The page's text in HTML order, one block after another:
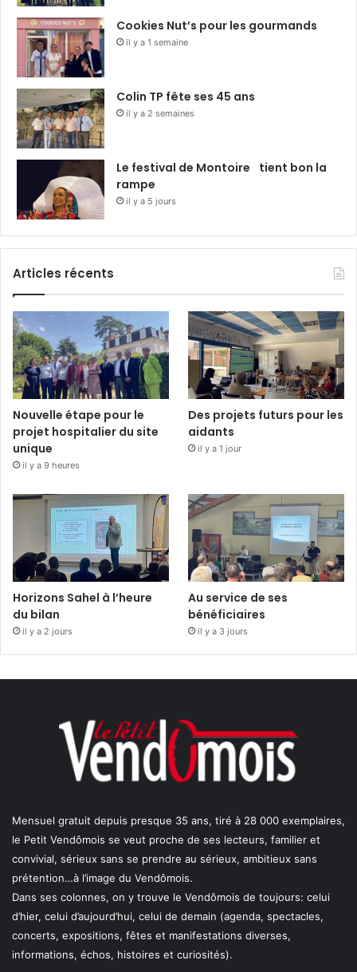
Cookies Nut’s pour les gourmands
il y a 1 semaine
Colin TP fête ses 45 ans
il y a 2 semaines
Le festival de Montoire tient bon la
rampe
il y a 5 jours
Articles récents
Nouvelle étape pour le
projet hospitalier du site
unique
il y a 9 heures
Des projets futurs pour les
aidants
il y a 1 jour
Horizons Sahel à l’heure
du bilan
il y a 2 jours
Au service de ses
bénéficiaires
il y a 3 jours
Mensuel gratuit depuis presque 35 ans, tiré à 28 000 exemplaires,
le Petit Vendômois se veut proche de ses lecteurs, familier et
convivial, sérieux sans se prendre au sérieux, ambitieux sans
prétention…à l’image du Vendômois.
Dans ses colonnes, on y trouve le Vendômois de toujours: celui
d’hier, celui d’aujourd’hui, celui de demain (agenda, spectacles,
concerts, expositions, fêtes et manifestations diverses,
informations, échos, histoires et curiosités).